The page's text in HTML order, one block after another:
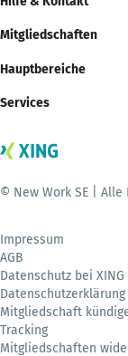
Mitgliedschaften
Hauptbereiche
Services
© New Work SE |
Impressum
AGB
Datenschutz bei XING
Datenschutzerklärung
Mitgliedschaft
Tracking
Mitgliedschaften